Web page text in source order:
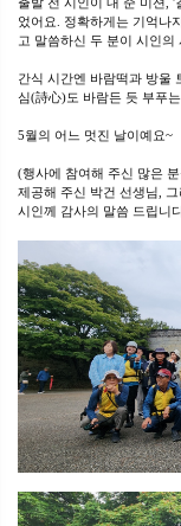
출발 전 시인이 내 준 미션, '
었어요. 정확하게는 기억나
고 말씀하신 두 분이 시인의
간식 시간엔 바람떡과 방울
심(詩心)도 바람든 듯 부푸
5월의 어느 멋진 날이예요~
(행사에 참여해 주신 많은
제공해 주신 박건 선생님,
시인께 감사의 말씀 드립니